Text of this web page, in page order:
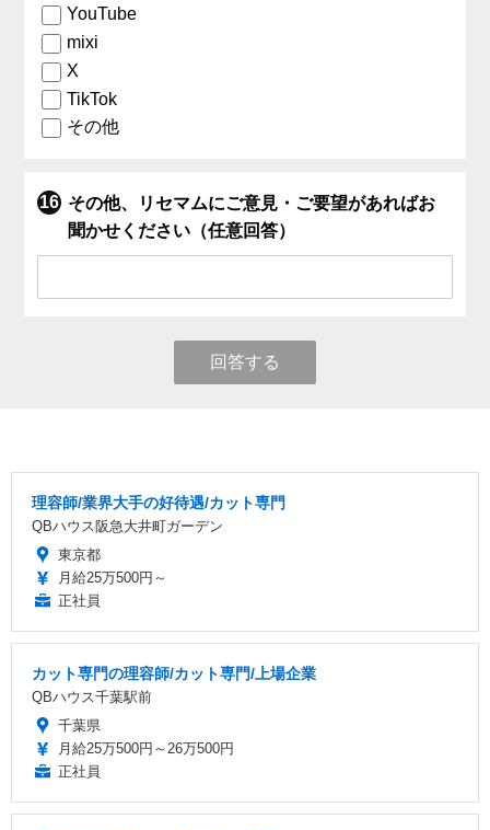
YouTube
mixi
X
TikTok
その他
その他、リセマムにご意見・ご要望があればお
聞かせください（任意回答）
回答する
理容師/業界大手の好待遇/カット専門
QBハウス阪急大井町ガーデン
東京都
月給25万500円～
正社員
カット専門の理容師/カット専門/上場企業
QBハウス千葉駅前
千葉県
月給25万500円～26万500円
正社員